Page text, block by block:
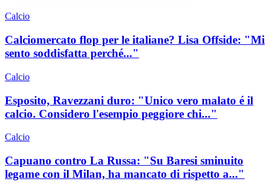
Calcio
Calciomercato flop per le italiane? Lisa Offside: "Mi
sento soddisfatta perché..."
Calcio
Esposito, Ravezzani duro: "Unico vero malato é il
calcio. Considero l'esempio peggiore chi..."
Calcio
Capuano contro La Russa: "Su Baresi sminuito
legame con il Milan, ha mancato di rispetto a..."